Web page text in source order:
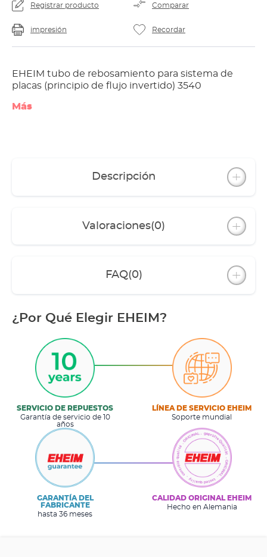
Registrar producto Comparar
impresión Recordar
EHEIM tubo de rebosamiento para sistema de
placas (principio de flujo invertido) 3540
Más
Descripción
Valoraciones(0)
FAQ(0)
¿Por Qué Elegir EHEIM?
SERVICIO DE REPUESTOS
Garantía de servicio de 10
años
LÍNEA DE SERVICIO EHEIM
Soporte mundial
GARANTÍA DEL
FABRICANTE
hasta 36 meses
CALIDAD ORIGINAL EHEIM
Hecho en Alemania